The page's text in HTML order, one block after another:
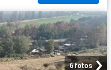
6 fotos